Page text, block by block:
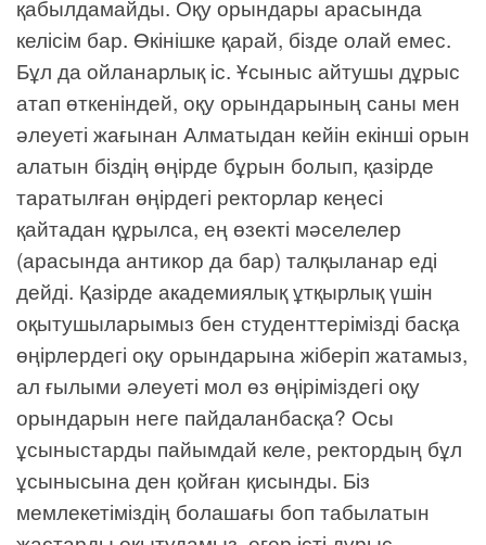
қабылдамайды. Оқу орындары арасында
келісім бар. Өкінішке қарай, бізде олай емес.
Бұл да ойланарлық іс. Ұсыныс айтушы дұрыс
атап өткеніндей, оқу орындарының саны мен
әлеуеті жағынан Алматыдан кейін екінші орын
алатын біздің өңірде бұрын болып, қазірде
таратылған өңірдегі ректорлар кеңесі
қайтадан құрылса, ең өзекті мәселелер
(арасында антикор да бар) талқыланар еді
дейді. Қазірде академиялық ұтқырлық үшін
оқытушыларымыз бен студенттерімізді басқа
өңірлердегі оқу орындарына жіберіп жатамыз,
ал ғылыми әлеуеті мол өз өңіріміздегі оқу
орындарын неге пайдаланбасқа? Осы
ұсыныстарды пайымдай келе, ректордың бұл
ұсынысына ден қойған қисынды. Біз
мемлекетіміздің болашағы боп табылатын